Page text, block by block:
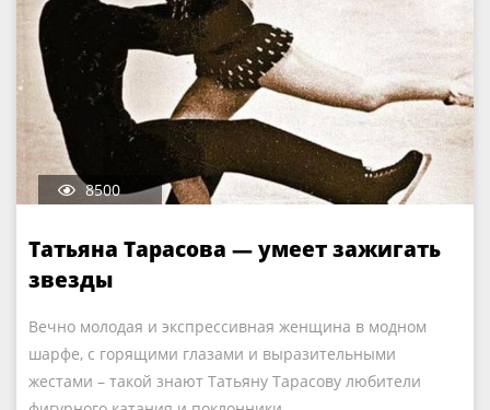
8500
Татьяна Тарасова — умеет зажигать
звезды
Вечно молодая и экспрессивная женщина в модном
шарфе, с горящими глазами и выразительными
жестами – такой знают Татьяну Тарасову любители